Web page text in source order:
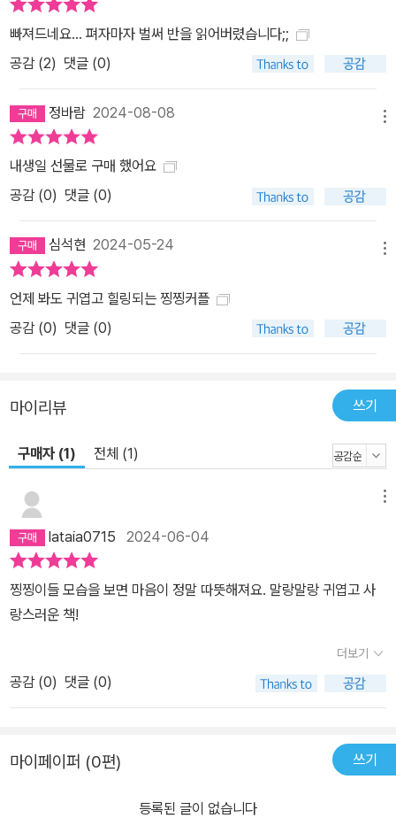
빠져드네요... 펴자마자 벌써 반을 읽어버렸습니다;;
공감 (2) 댓글 (0)
정바람 2024-08-08
내생일 선물로 구매 했어요
공감 (0) 댓글 (0)
심석현 2024-05-24
언제 봐도 귀엽고 힐링되는 찡찡커플
공감 (0) 댓글 (0)
마이리뷰 쓰기
구매자 (1) 전체 (1)
lataia0715 2024-06-04
찡찡이들 모습을 보면 마음이 정말 따뜻해져요. 말랑말랑 귀엽고 사
랑스러운 책!
더보기
공감 (0) 댓글 (0)
마이페이퍼 (0편) 쓰기
등록된 글이 없습니다